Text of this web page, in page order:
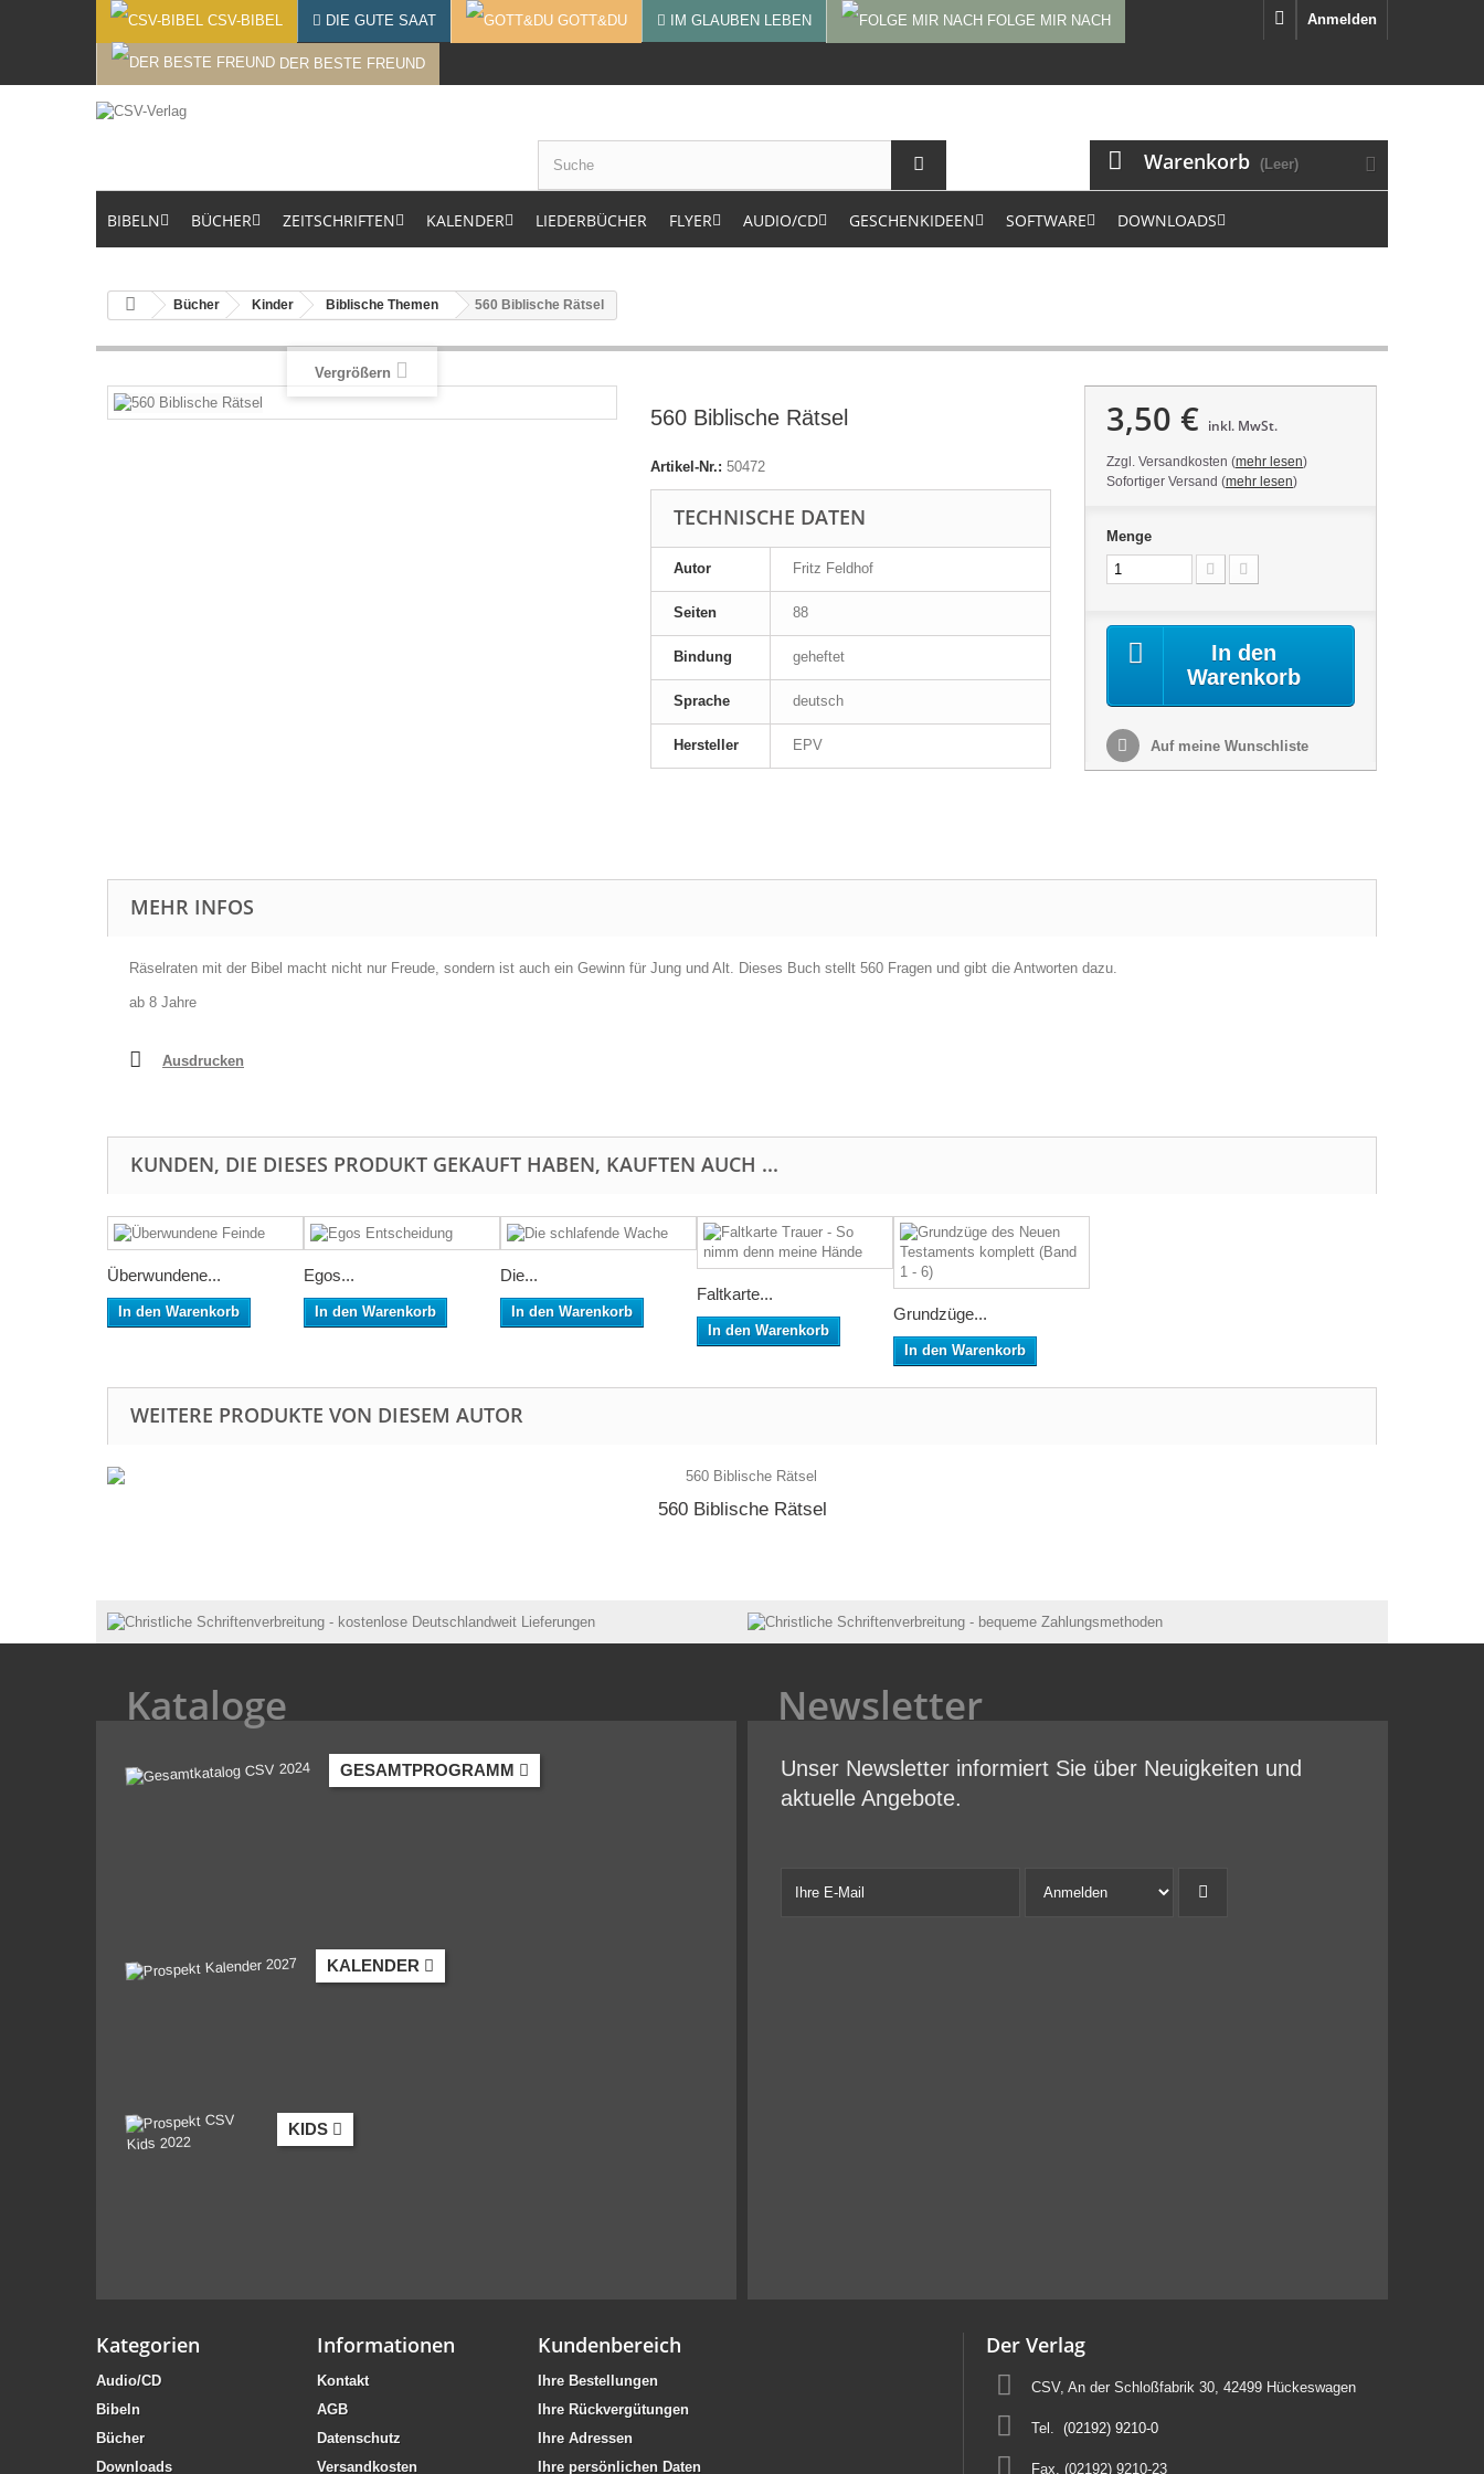
Anmelden
CSV-BIBEL DIE GUTE SAAT GOTT&DU IM GLAUBEN LEBEN FOLGE MIR NACH
DER BESTE FREUND
Warenkorb (Leer)
BIBELN BÜCHER ZEITSCHRIFTEN KALENDER LIEDERBÜCHER FLYER AUDIO/CD GESCHENKIDEEN SOFTWARE DOWNLOADS
Bücher Kinder Biblische Themen 560 Biblische Rätsel
Vergrößern
560 Biblische Rätsel
Artikel-Nr.: 50472
TECHNISCHE DATEN
Autor Fritz Feldhof
Seiten 88
Bindung geheftet
Sprache deutsch
Hersteller EPV
3,50 € inkl. MwSt.
Zzgl. Versandkosten (mehr lesen)
Sofortiger Versand (mehr lesen)
Menge
In den
Warenkorb
Auf meine Wunschliste
MEHR INFOS
Räselraten mit der Bibel macht nicht nur Freude, sondern ist auch ein Gewinn für Jung und Alt. Dieses Buch stellt 560 Fragen und gibt die Antworten dazu.
ab 8 Jahre
Ausdrucken
KUNDEN, DIE DIESES PRODUKT GEKAUFT HABEN, KAUFTEN AUCH ...
Überwundene...
In den Warenkorb
Egos...
In den Warenkorb
Die...
In den Warenkorb
Faltkarte...
In den Warenkorb
Grundzüge...
In den Warenkorb
WEITERE PRODUKTE VON DIESEM AUTOR
560 Biblische Rätsel
Kataloge
GESAMTPROGRAMM
KALENDER
KIDS
Newsletter
Unser Newsletter informiert Sie über Neuigkeiten und
aktuelle Angebote.
Kategorien
Audio/CD
Bibeln
Bücher
Downloads
Informationen
Kontakt
AGB
Datenschutz
Versandkosten
Kundenbereich
Ihre Bestellungen
Ihre Rückvergütungen
Ihre Adressen
Ihre persönlichen Daten
Der Verlag
CSV, An der Schloßfabrik 30, 42499 Hückeswagen
Tel. (02192) 9210-0
Fax. (02192) 9210-23